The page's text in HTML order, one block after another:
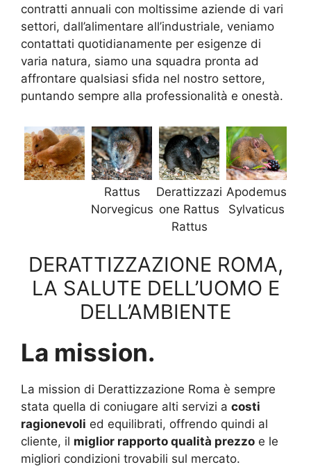
contratti annuali con moltissime aziende di vari
settori, dall’alimentare all’industriale, veniamo
contattati quotidianamente per esigenze di
varia natura, siamo una squadra pronta ad
affrontare qualsiasi sfida nel nostro settore,
puntando sempre alla professionalità e onestà.
Rattus
Norvegicus
Derattizzazi
one Rattus
Rattus
Apodemus
Sylvaticus
DERATTIZZAZIONE ROMA,
LA SALUTE DELL’UOMO E
DELL’AMBIENTE
La mission.
La mission di Derattizzazione Roma è sempre
stata quella di coniugare alti servizi a costi
ragionevoli ed equilibrati, offrendo quindi al
cliente, il miglior rapporto qualità prezzo e le
migliori condizioni trovabili sul mercato.